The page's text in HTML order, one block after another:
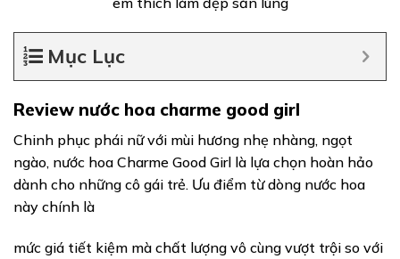
Mục Lục
Review nước hoa charme good girl
Chinh phục phái nữ với mùi hương nhẹ nhàng, ngọt
ngào, nước hoa Charme Good Girl là lựa chọn hoàn hảo
dành cho những cô gái trẻ. Ưu điểm từ dòng nước hoa
này chính là
mức giá tiết kiệm mà chất lượng vô cùng vượt trội so với